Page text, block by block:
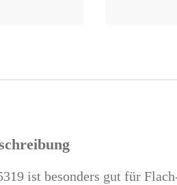
ist besonders gut für